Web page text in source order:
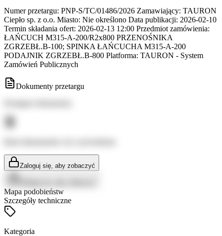
Numer przetargu: PNP-S/TC/01486/2026 Zamawiający: TAURON
Ciepło sp. z o.o. Miasto: Nie określono Data publikacji: 2026-02-10
Termin składania ofert: 2026-02-13 12:00 Przedmiot zamówienia:
ŁAŃCUCH M315-A-200/R2x800 PRZENOŚNIKA
ZGRZEBŁ.B-100; SPINKA ŁAŃCUCHA M315-A-200
PODAJNIK ZGRZEBŁ.B-800 Platforma: TAURON - System
Zamówień Publicznych
Dokumenty przetargu
Zaloguj się, aby zobaczyć
Mapa podobieństw
Szczegóły techniczne
Kategoria